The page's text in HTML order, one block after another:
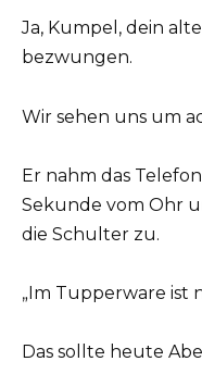
Ja, Kumpel, dein
bezwungen.
Wir sehen uns um
Er nahm das
Sekunde vom Ohr
die Schulter zu.
„Im Tupperware ist
Das sollte heute